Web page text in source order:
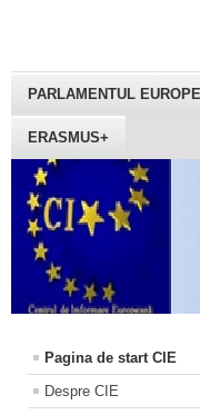
PARLAMENTUL
ERASMUS+
Pagina de start CIE
Despre CIE